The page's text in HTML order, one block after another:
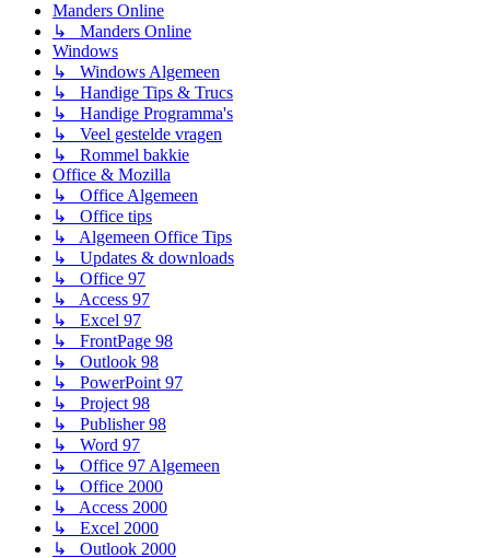
Manders Online
↳ Manders Online
Windows
↳ Windows Algemeen
↳ Handige Tips & Trucs
↳ Handige Programma's
↳ Veel gestelde vragen
↳ Rommel bakkie
Office & Mozilla
↳ Office Algemeen
↳ Office tips
↳ Algemeen Office Tips
↳ Updates & downloads
↳ Office 97
↳ Access 97
↳ Excel 97
↳ FrontPage 98
↳ Outlook 98
↳ PowerPoint 97
↳ Project 98
↳ Publisher 98
↳ Word 97
↳ Office 97 Algemeen
↳ Office 2000
↳ Access 2000
↳ Excel 2000
↳ Outlook 2000